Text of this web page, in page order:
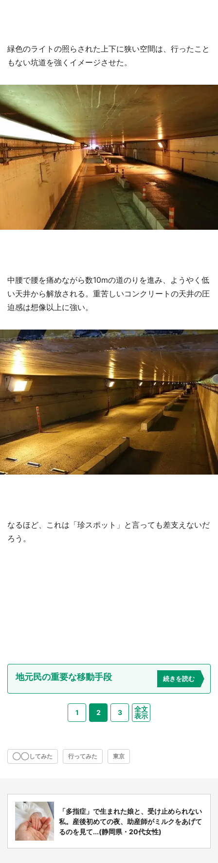
選択する
緑色のライトの照らされた上下に狭い空間は、行ったこと
もない坑道を強くイメージさせた。
中腰で腰を痛めながら数10mの道のりを進み、ようやく低
い天井から解放される。重苦しいコンクリートの天井の圧
迫感は想像以上に強い。
なるほど、これは「珍スポット」と言っても差支えないだ
ろう。
地元民の重要な移動手段 続きを読む
1 2 3
全文
表示
◯◯してみた 行ってみた 東京
「多指症」で生まれた娘と、受け止められない
私。産後初めての夜、助産師がミルクをあげて
るのを見て...(静岡県・20代女性)